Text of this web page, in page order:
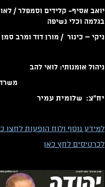
יואב אסיף- קלידים וסמפלר /
בגלמה וכלי נשיפה
ניקי – כינור / מורן דוד ומרב
ניהול אומנותי: לואי להב
יח"צ: שלומית עמיר
למידע נוסף ולוח הופעות לחצו
לכרטיסים לחץ כאן